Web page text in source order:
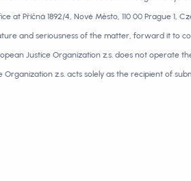
Příčná 1892/4, Nové Město, 110 00 Prague 1,
and seriousness of the matter, forward it to
Justice Organization z.s. does not operate
z.s. acts solely as the recipient of